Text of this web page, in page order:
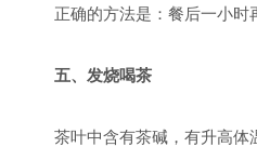
正确的方法是：餐后一小时
五、发烧喝茶
茶叶中含有茶碱，有升高体